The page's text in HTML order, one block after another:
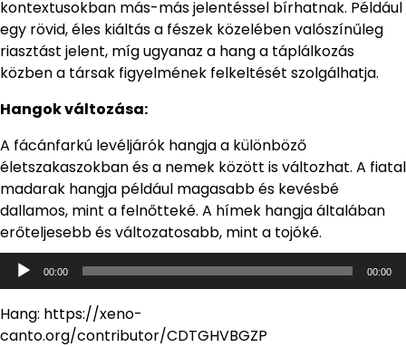
kontextusokban más-más jelentéssel bírhatnak. Például
egy rövid, éles kiáltás a fészek közelében valószínűleg
riasztást jelent, míg ugyanaz a hang a táplálkozás
közben a társak figyelmének felkeltését szolgálhatja.
Hangok változása:
A fácánfarkú levéljárók hangja a különböző
életszakaszokban és a nemek között is változhat. A fiatal
madarak hangja például magasabb és kevésbé
dallamos, mint a felnőtteké. A hímek hangja általában
erőteljesebb és változatosabb, mint a tojóké.
Audió
lejátszó
00:00 00:00
Hang: https://xeno-
canto.org/contributor/CDTGHVBGZP